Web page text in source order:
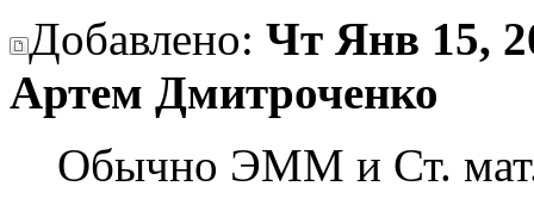
Добавлено: Чт Янв 15,
Артем Дмитроченко
Обычно ЭММ и Ст. мат.